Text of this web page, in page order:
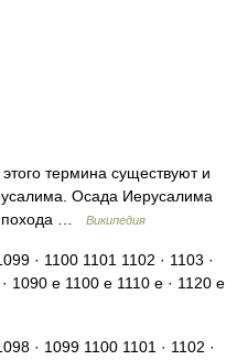
термина существуют и
Осада Иерусалима
похода …
Википедия
· 1100 1101 1102 · 1103 ·
1090 е 1100 е 1110 е · 1120 е
· 1099 1100 1101 · 1102 ·